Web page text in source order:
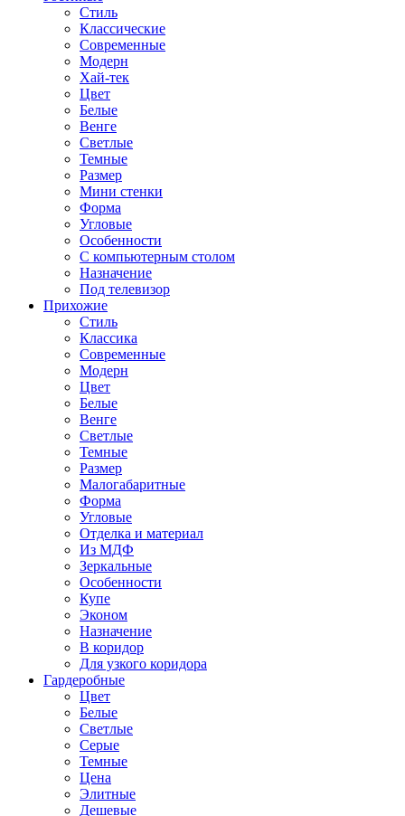
Стиль
Классические
Современные
Модерн
Хай-тек
Цвет
Белые
Венге
Светлые
Темные
Размер
Мини стенки
Форма
Угловые
Особенности
С компьютерным столом
Назначение
Под телевизор
Прихожие
Стиль
Классика
Современные
Модерн
Цвет
Белые
Венге
Светлые
Темные
Размер
Малогабаритные
Форма
Угловые
Отделка и материал
Из МДФ
Зеркальные
Особенности
Купе
Эконом
Назначение
В коридор
Для узкого коридора
Гардеробные
Цвет
Белые
Светлые
Серые
Темные
Цена
Элитные
Дешевые